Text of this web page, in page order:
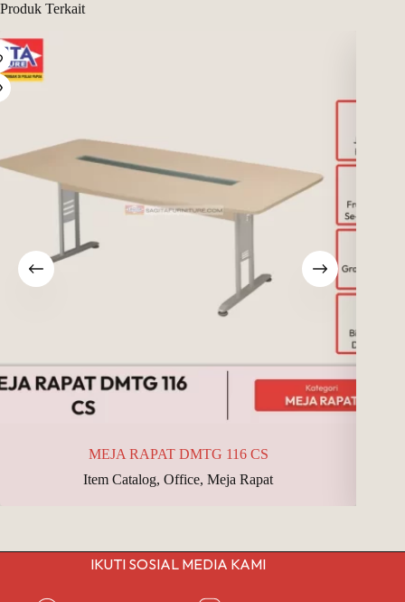
Produk Terkait
MEJA RAPAT DMTG 116 CS
Item Catalog,Office,Meja Rapat
IKUTI SOSIAL MEDIA KAMI